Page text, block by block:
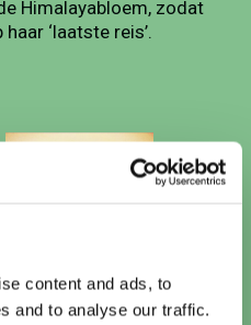
content and ads, to
and to analyse our traffic.
Himalayabloem, zodat
‘laatste reis’.